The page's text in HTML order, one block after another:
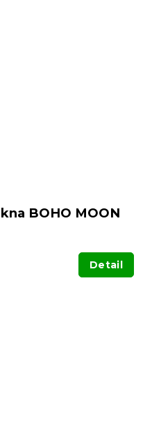
BOHO MOON
Detail